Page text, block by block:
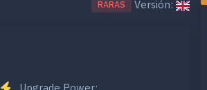
RARAS Versión: